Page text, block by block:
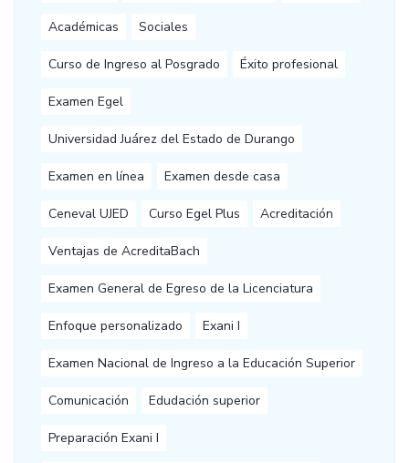
Académicas Sociales
Curso de Ingreso al Posgrado Éxito profesional
Examen Egel
Universidad Juárez del Estado de Durango
Examen en línea Examen desde casa
Ceneval UJED Curso Egel Plus Acreditación
Ventajas de AcreditaBach
Examen General de Egreso de la Licenciatura
Enfoque personalizado Exani I
Examen Nacional de Ingreso a la Educación Superior
Comunicación Edudación superior
Preparación Exani I